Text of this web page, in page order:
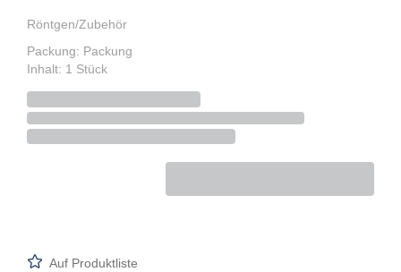
Röntgen/Zubehör
Packung: Packung
Inhalt: 1 Stück
Auf Produktliste